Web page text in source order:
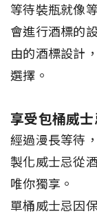
等待裝瓶就像
會進行酒標的
由的酒標設計
選擇。
享受包桶威
經過漫長等待
製化威士忌從
唯你獨享。
單桶威士忌因